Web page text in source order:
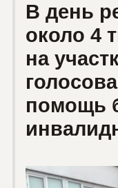
В день
около 4
на
помощь